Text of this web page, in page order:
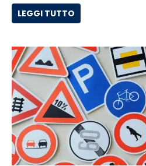
LEGGI TUTTO